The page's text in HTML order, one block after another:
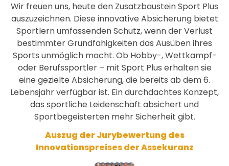
Wir freuen uns, heute den Zusatzbaustein Sport Plus
auszuzeichnen. Diese innovative Absicherung bietet
Sportlern umfassenden Schutz, wenn der Verlust
bestimmter Grundfähigkeiten das Ausüben ihres
Sports unmöglich macht. Ob Hobby-, Wettkampf-
oder Berufssportler – mit Sport Plus erhalten sie
eine gezielte Absicherung, die bereits ab dem 6.
Lebensjahr verfügbar ist. Ein durchdachtes Konzept,
das sportliche Leidenschaft absichert und
Sportbegeisterten mehr Sicherheit gibt.
Auszug der Jurybewertung des
Innovationspreises der Assekuranz